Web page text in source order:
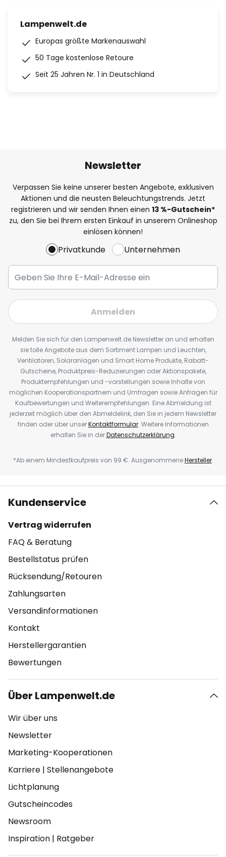
Lampenwelt.de
Europas größte Markenauswahl
50 Tage kostenlose Retoure
Seit 25 Jahren Nr. 1 in Deutschland
Newsletter
Verpassen Sie keine unserer besten Angebote, exklusiven
Aktionen und die neusten Beleuchtungstrends. Jetzt
registrieren und wir senden Ihnen einen 13 %-Gutschein*
zu, den Sie bei Ihrem ersten Einkauf in unserem Onlineshop
einlösen können!
Privatkunde Unternehmen
Anmelden
Melden Sie sich für den Lampenwelt.de Newsletter an und erhalten
sie tolle Angebote aus dem Sortiment Lampen und Leuchten,
Ventilatoren, Solaranlagen und Smart Home Produkte, Rabatt-
Gutscheine, Produktpreis-Reduzierungen oder Aktionspakete,
Produktempfehlungen und -vorstellungen sowie Inhalte von
möglichen Kooperationspartnern und Umfragen sowie Anfragen für
Kaufbewertungen und Weiterempfehlungen. Eine Abmeldung ist
jederzeit möglich über den Abmeldelink, den Sie in jedem Newsletter
finden oder über unserKontaktformular. Weitere Informationen
erhalten Sie in derDatenschutzerklärung.
*Ab einem Mindestkaufpreis von 99 €. AusgenommeneHersteller.
Kundenservice
Vertrag widerrufen
FAQ & Beratung
Bestellstatus prüfen
Rücksendung/Retouren
Zahlungsarten
Versandinformationen
Kontakt
Herstellergarantien
Bewertungen
Über Lampenwelt.de
Wir über uns
Newsletter
Marketing-Kooperationen
Karriere | Stellenangebote
Lichtplanung
Gutscheincodes
Newsroom
Inspiration | Ratgeber